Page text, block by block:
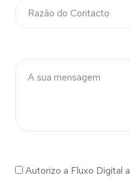
Autorizo a Fluxo Digital a